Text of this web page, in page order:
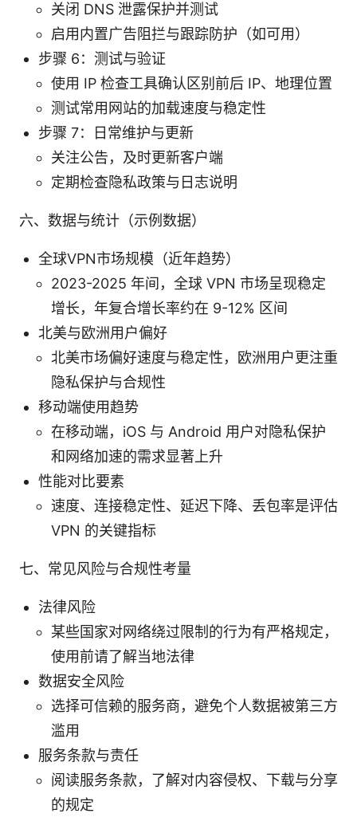
关闭 DNS 泄露保护并测试
启用内置广告阻拦与跟踪防护（如可用）
步骤 6：测试与验证
使用 IP 检查工具确认区别前后 IP、地理位置
测试常用网站的加载速度与稳定性
步骤 7：日常维护与更新
关注公告，及时更新客户端
定期检查隐私政策与日志说明
六、数据与统计（示例数据）
全球VPN市场规模（近年趋势）
2023-2025 年间，全球 VPN 市场呈现稳定
增长，年复合增长率约在 9-12% 区间
北美与欧洲用户偏好
北美市场偏好速度与稳定性，欧洲用户更注重
隐私保护与合规性
移动端使用趋势
在移动端，iOS 与 Android 用户对隐私保护
和网络加速的需求显著上升
性能对比要素
速度、连接稳定性、延迟下降、丢包率是评估
VPN 的关键指标
七、常见风险与合规性考量
法律风险
某些国家对网络绕过限制的行为有严格规定，
使用前请了解当地法律
数据安全风险
选择可信赖的服务商，避免个人数据被第三方
滥用
服务条款与责任
阅读服务条款，了解对内容侵权、下载与分享
的规定